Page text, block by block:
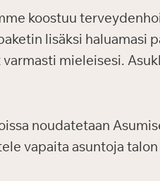
koostuu
lisäksi haluamasi
mieleisesi.
noudatetaan
vapaita asuntoja